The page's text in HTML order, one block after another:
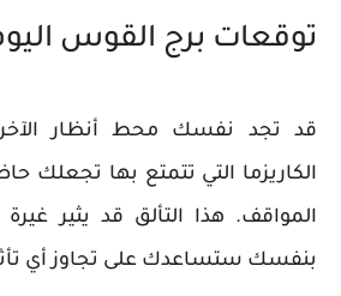
توقعات برج القوس
قد تجد نفسك محط أنظار
الكاريزما التي تتمتع بها تجعلك
المواقف. هذا التألق قد يثير
بنفسك ستساعدك على تجاوز أي